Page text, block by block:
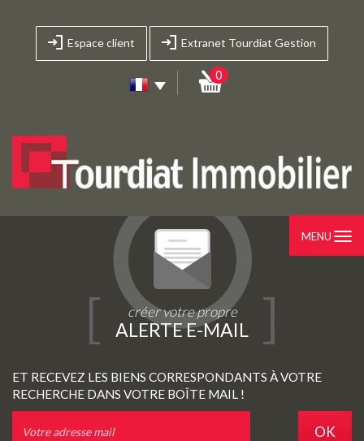
Espace client Extranet Tourdiat Gestion
0
MENU
créer votre propre
ALERTE E-MAIL
ET RECEVEZ LES BIENS CORRESPONDANTS À VOTRE
RECHERCHE DANS VOTRE BOÎTE MAIL !
OK